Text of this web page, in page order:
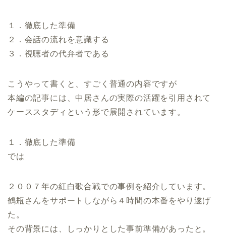
１．徹底した準備
２．会話の流れを意識する
３．視聴者の代弁者である
こうやって書くと、すごく普通の内容ですが
本編の記事には、中居さんの実際の活躍を引用されて
ケーススタディという形で展開されています。
１．徹底した準備
では
２００７年の紅白歌合戦での事例を紹介しています。
鶴瓶さんをサポートしながら４時間の本番をやり遂げ
た。
その背景には、しっかりとした事前準備があったと。